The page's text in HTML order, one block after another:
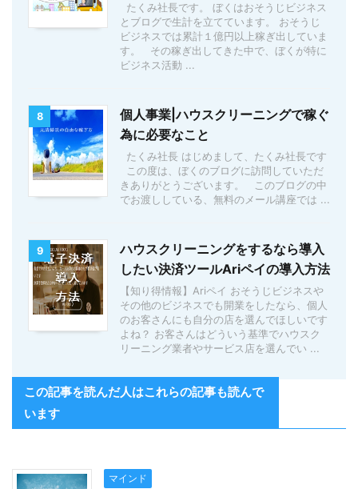
たくみ社長です。 ぼくはおそうじビジネス
とブログで生計を立てています。 おそうじ
ビジネスでは累計１億円以上稼ぎ出していま
す。 その稼ぎ出してきた中で、ぼくが特に
ビジネス活動 ...
8
個人事業|ハウスクリーニングで稼ぐ
為に必要なこと
たくみ社長 はじめまして、たくみ社長です
この度は、ぼくのブログに訪問していただ
きありがとうございます。 このブログの中
でお渡ししている、無料のメール講座では ...
9
ハウスクリーニングをするなら導入
したい決済ツールAriペイの導入方法
【知り得情報】Ariペイ おそうじビジネスや
その他のビジネスでも開業をしたなら、個人
のお客さんにも自分の店を選んでほしいです
よね？ お客さんはどういう基準でハウスク
リーニング業者やサービス店を選んでい ...
この記事を読んだ人はこれらの記事も読んで
います
マインド